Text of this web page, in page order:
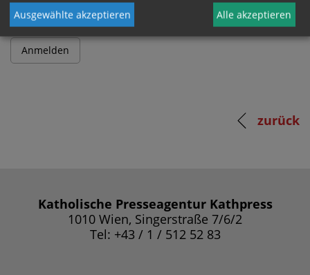
zurück
Katholische Presseagentur Kathpress
1010 Wien, Singerstraße 7/6/2
Tel: +43 / 1 / 512 52 83
Ausgewählte akzeptieren Alle akzeptieren